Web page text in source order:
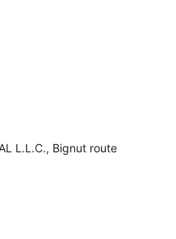
L.L.C., Bignut route